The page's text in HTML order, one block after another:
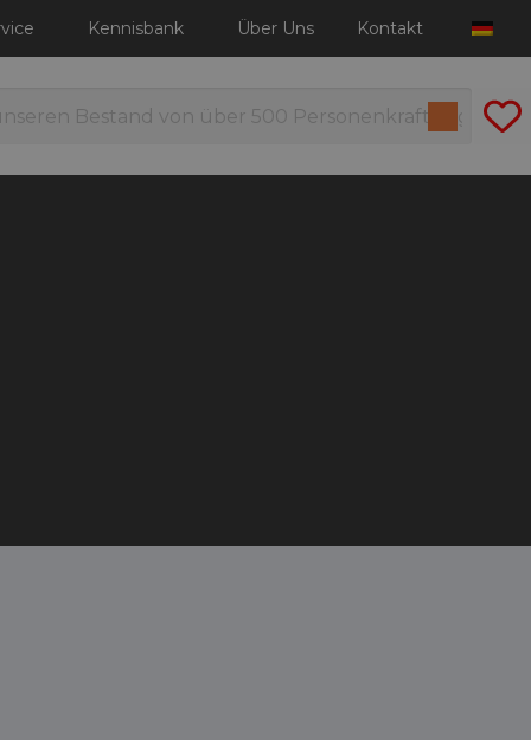
Kennisbank Über Uns Kontakt